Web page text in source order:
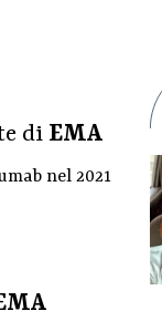
di EMA
nel 2021